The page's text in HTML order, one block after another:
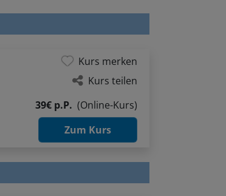
Kurs merken
Kurs teilen
39€ p.P.
(Online-Kurs)
Zum Kurs